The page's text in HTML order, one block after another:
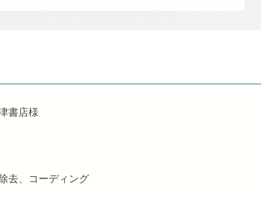
書店様
去、コーディング